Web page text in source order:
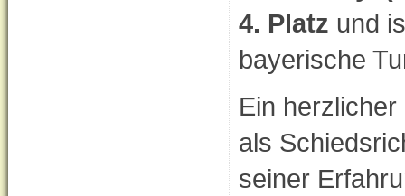
4. Platz und
bayerische
Ein
als
seiner